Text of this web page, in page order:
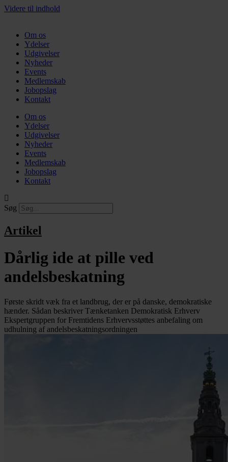
Videre til indhold
Om os
Ydelser
Udgivelser
Nyheder
Events
Medlemskab
Jobopslag
Kontakt
Om os
Ydelser
Udgivelser
Nyheder
Events
Medlemskab
Jobopslag
Kontakt
Søg
Artikel
Dårlig ide at pille ved
andelsbeskatning
Første skridt væk fra et landbrug, der er på danske, demokratiske
hænder. Sådan beskriver Tænketanken Demokratisk Erhverv
Ekspertgruppen for Fremtidens Erhvervsstøttes anbefaling om
udhulning af andelsbeskatningsordningen